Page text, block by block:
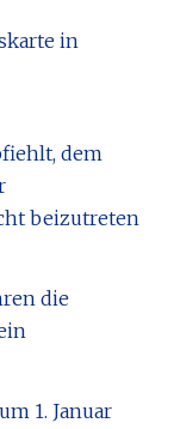
in
dem
beizutreten
die
1. Januar